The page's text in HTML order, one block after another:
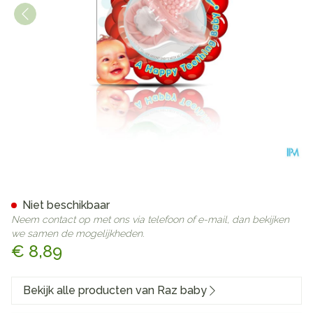
€ 8,89
Niet beschikbaar
Neem contact op met ons via telefoon of e-mail, dan bekijken
we samen de mogelijkheden.
Bekijk alle producten van Raz baby